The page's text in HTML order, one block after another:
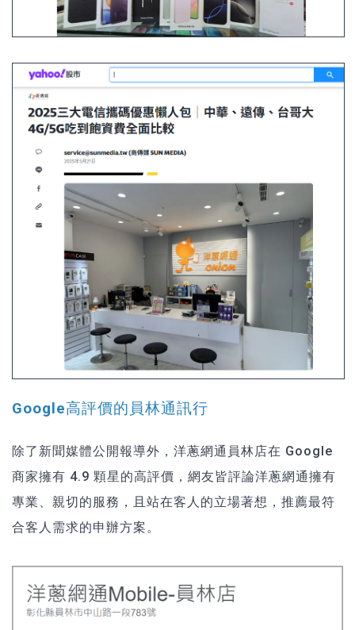
Google高評價的員林通訊行
除了新聞媒體公開報導外，洋蔥網通員林店在 Google
商家擁有 4.9 顆星的高評價，網友皆評論洋蔥網通擁有
專業、親切的服務，且站在客人的立場著想，推薦最符
合客人需求的申辦方案。